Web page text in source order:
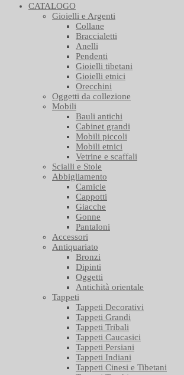
CATALOGO
Gioielli e Argenti
Collane
Braccialetti
Anelli
Pendenti
Gioielli tibetani
Gioielli etnici
Orecchini
Oggetti da collezione
Mobili
Bauli antichi
Cabinet grandi
Mobili piccoli
Mobili etnici
Vetrine e scaffali
Scialli e Stole
Abbigliamento
Camicie
Cappotti
Giacche
Gonne
Pantaloni
Accessori
Antiquariato
Bronzi
Dipinti
Oggetti
Antichità orientale
Tappeti
Tappeti Decorativi
Tappeti Grandi
Tappeti Tribali
Tappeti Caucasici
Tappeti Persiani
Tappeti Indiani
Tappeti Cinesi e Tibetani